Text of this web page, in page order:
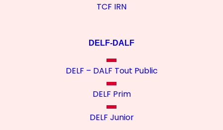
TCF IRN
DELF-DALF
DELF – DALF Tout Public
DELF Prim
DELF Junior